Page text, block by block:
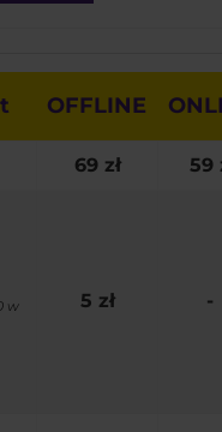
OFFLINE
69 zł 59
w
5 zł -